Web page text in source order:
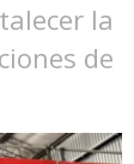
la
de